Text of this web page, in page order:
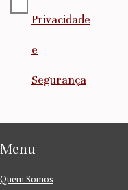
Privacidade
e
Segurança
Menu
Quem Somos